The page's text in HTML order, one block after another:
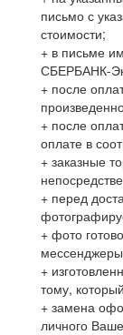
письмо с
стоимости;
+ в письме
СБЕРБАНК-
+ после
+ после
оплате в
+ заказные
+ перед
+ фото
+
тому,
+ замена
личного